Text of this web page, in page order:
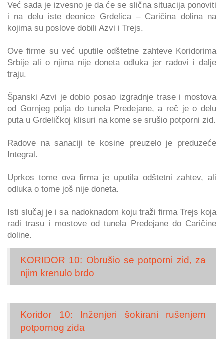
Već sada je izvesno je da će se slična situacija ponoviti
i na delu iste deonice Grdelica – Caričina dolina na
kojima su poslove dobili Azvi i Trejs.
Ove firme su već uputile odštetne zahteve Koridorima
Srbije ali o njima nije doneta odluka jer radovi i dalje
traju.
Španski Azvi je dobio posao izgradnje trase i mostova
od Gornjeg polja do tunela Predejane, a reč je o delu
puta u Grdeličkoj klisuri na kome se srušio potporni zid.
Radove na sanaciji te kosine preuzelo je preduzeće
Integral.
Uprkos tome ova firma je uputila odštetni zahtev, ali
odluka o tome još nije doneta.
Isti slučaj je i sa nadoknadom koju traži firma Trejs koja
radi trasu i mostove od tunela Predejane do Caričine
doline.
KORIDOR 10: Obrušio se potporni zid, za
njim krenulo brdo
Koridor 10: Inženjeri šokirani rušenjem
potpornog zida